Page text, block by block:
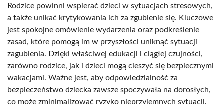
Rodzice powinni wspierać dzieci w sytuacjach stresowych,
a także unikać krytykowania ich za zgubienie się. Kluczowe
jest spokojne omówienie wydarzenia oraz podkreślenie
zasad, które pomogą im w przyszłości uniknąć sytuacji
zagubienia. Dzięki właściwej edukacji i ciągłej czujności,
zarówno rodzice, jak i dzieci mogą cieszyć się bezpiecznymi
wakacjami. Ważne jest, aby odpowiedzialność za
bezpieczeństwo dziecka zawsze spoczywała na dorosłych,
co może zminimalizować ryzyko nieprzyjemnych sytuacji.